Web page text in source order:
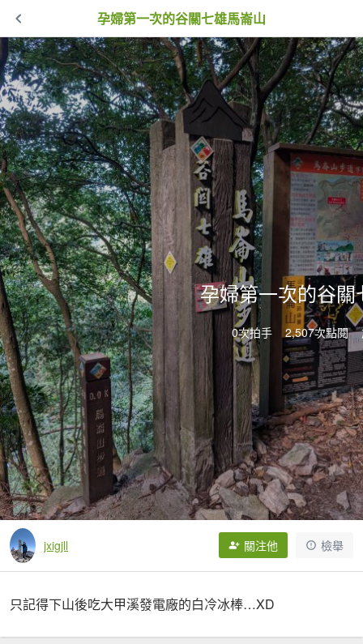
孕婦第一次的谷關七雄馬崙山
孕婦第一次的谷
0次拍手 2,507次點閱
jxigjll 關注他 檢舉
只記得下山後吃大甲溪發電廠的白冷冰棒…XD